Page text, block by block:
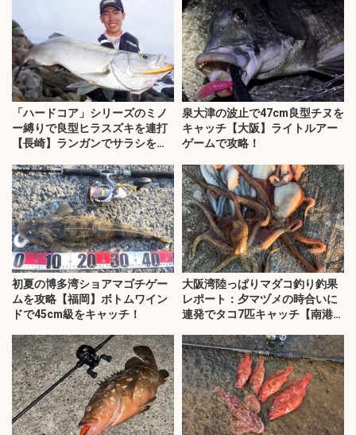
「ハードコア」シリーズのミノ
ー縛りで良型ヒラスズキを連打
【長崎】ランガンでサラシを攻
泉大津の波止で47cm良型チヌを
キャッチ【大阪】ライトルアー
ゲームで攻略！
初夏の博多湾ショアマゴチゲー
ムを攻略【福岡】ボトムワイン
ドで45cm級をキャッチ！
大阪湾陸っぱりマダコ釣り釣果
レポート：夕マヅメの時合いに
連発でタコ7匹キャッチ【南港魚